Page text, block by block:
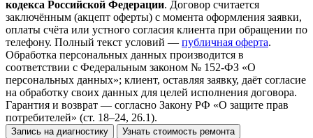
кодекса Российской Федерации. Договор считается
заключённым (акцепт оферты) с момента оформления заявки,
оплаты счёта или устного согласия клиента при обращении по
телефону. Полный текст условий — публичная оферта.
Обработка персональных данных производится в
соответствии с Федеральным законом № 152-ФЗ «О
персональных данных»; клиент, оставляя заявку, даёт согласие
на обработку своих данных для целей исполнения договора.
Гарантия и возврат — согласно Закону РФ «О защите прав
потребителей» (ст. 18–24, 26.1).
Запись на диагностику Узнать стоимость ремонта